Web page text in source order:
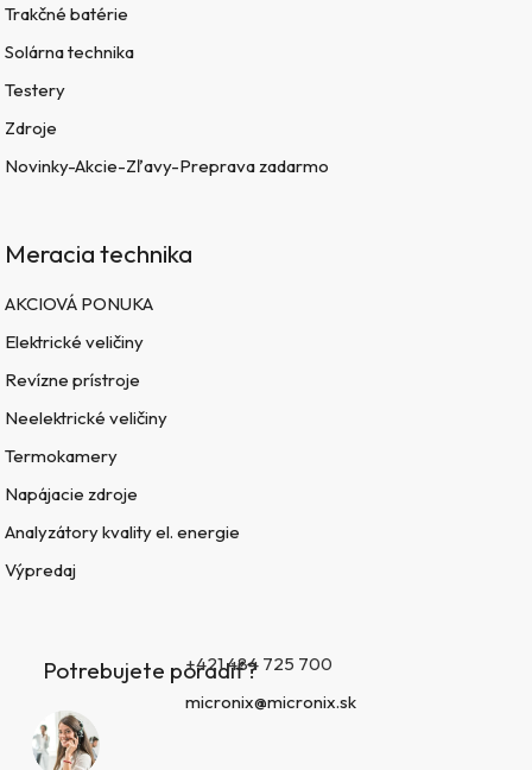
Trakčné batérie
Solárna technika
Testery
Zdroje
Novinky-Akcie-Zľavy-Preprava zadarmo
Meracia technika
AKCIOVÁ PONUKA
Elektrické veličiny
Revízne prístroje
Neelektrické veličiny
Termokamery
Napájacie zdroje
Analyzátory kvality el. energie
Výpredaj
Potrebujete poradiť?+421 484 725 700
micronix@micronix.sk